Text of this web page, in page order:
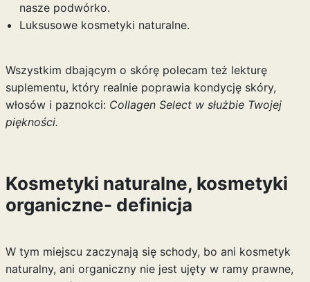
nasze podwórko.
Luksusowe kosmetyki naturalne.
Wszystkim dbającym o skórę polecam też lekturę
suplementu, który realnie poprawia kondycję skóry,
włosów i paznokci: Collagen Select w służbie Twojej
piękności.
Kosmetyki naturalne, kosmetyki
organiczne- definicja
W tym miejscu zaczynają się schody, bo ani kosmetyk
naturalny, ani organiczny nie jest ujęty w ramy prawne,